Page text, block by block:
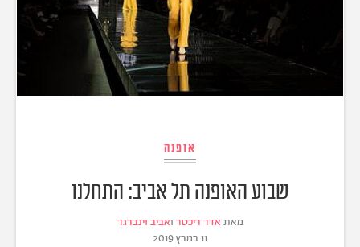
אופנה
שבוע האופנה תל אביב: התחלנו
מאת אדר ריכטר ואביב וינברגר
11 במרץ 2019